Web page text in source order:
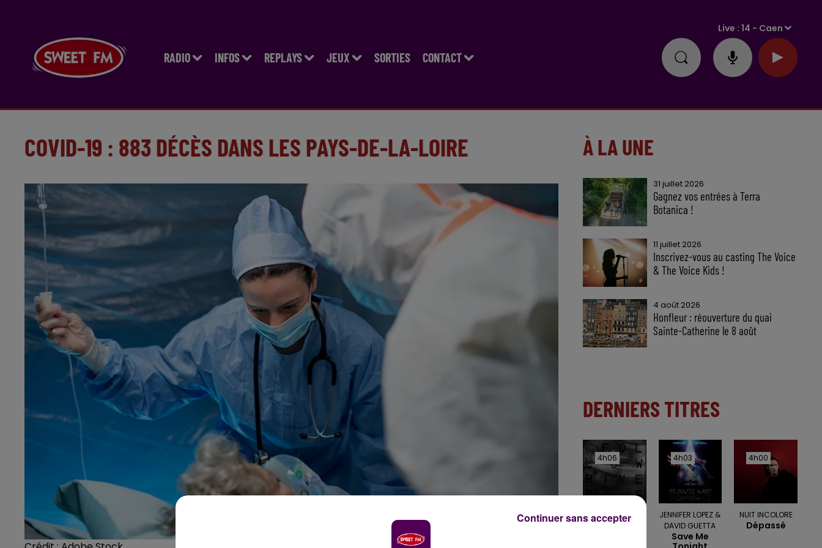
RADIO INFOS REPLAYS JEUX SORTIES CONTACT
Live :14 - Caen
COVID-19 : 883 DÉCÈS DANS LES PAYS-DE-LA-LOIRE À LA UNE
31 juillet 2026
Gagnez vos entrées à Terra
Botanica !
11 juillet 2026
Inscrivez-vous au casting The Voice
& The Voice Kids !
4 août 2026
Honfleur : réouverture du quai
Sainte-Catherine le 8 août
DERNIERS TITRES
4h06
4h06
LYKKE LI
I Follow Rivers
4h03
4h03
JENNIFER LOPEZ &
DAVID GUETTA
Save Me
4h00
4h00
NUIT INCOLORE
Dépassé
Continuer sans accepter